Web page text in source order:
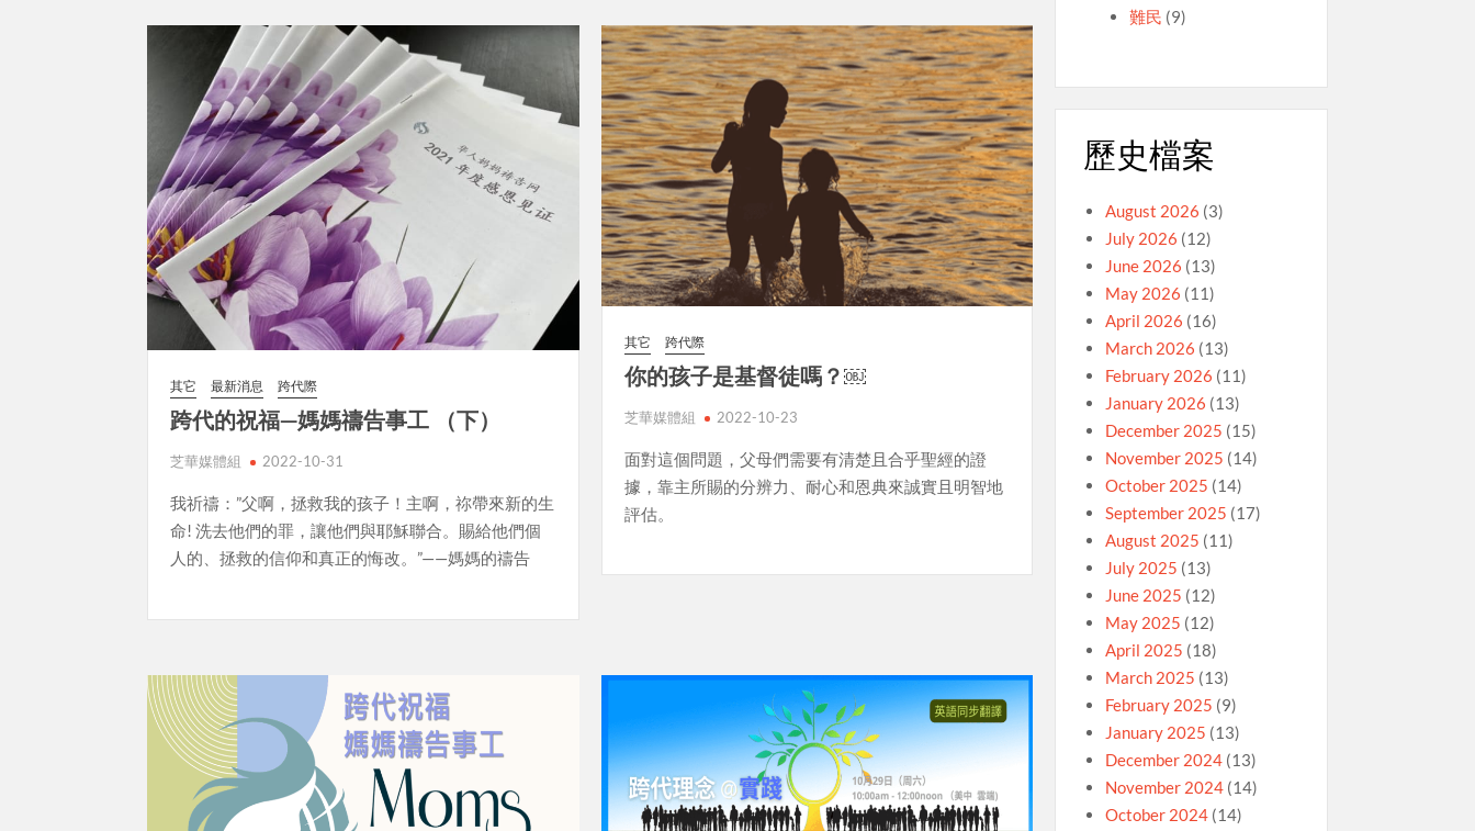
其它 最新消息 跨代際
跨代的祝福—媽媽禱告事工 （下）
芝華媒體組 2022-10-31
我祈禱：”父啊，拯救我的孩子！主啊，祢帶來新的生
命! 洗去他們的罪，讓他們與耶穌聯合。賜給他們個
人的、拯救的信仰和真正的悔改。”——媽媽的禱告
其它 跨代際
你的孩子是基督徒嗎？￼
芝華媒體組 2022-10-23
面對這個問題，父母們需要有清楚且合乎聖經的證
據，靠主所賜的分辨力、耐心和恩典來誠實且明智地
評估。
難民 (9)
歷史檔案
August 2026 (3)
July 2026 (12)
June 2026 (13)
May 2026 (11)
April 2026 (16)
March 2026 (13)
February 2026 (11)
January 2026 (13)
December 2025 (15)
November 2025 (14)
October 2025 (14)
September 2025 (17)
August 2025 (11)
July 2025 (13)
June 2025 (12)
May 2025 (12)
April 2025 (18)
March 2025 (13)
February 2025 (9)
January 2025 (13)
December 2024(13)
November 2024(14)
October 2024(14)